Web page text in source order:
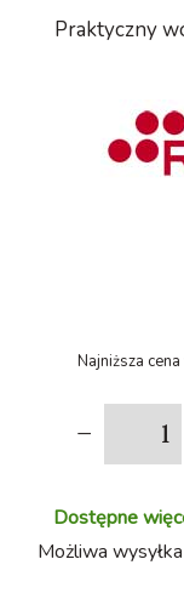
Praktyczny
Najniższa
-
Dostępne
Możliwa